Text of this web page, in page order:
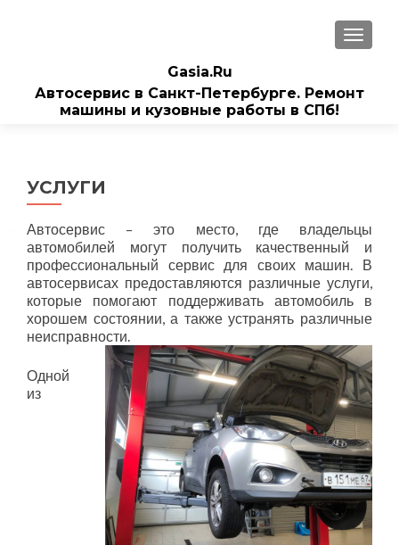
Gasia.Ru
Автосервис в Санкт-Петербурге. Ремонт
машины и кузовные работы в СПб!
УСЛУГИ
Автосервис – это место, где владельцы
автомобилей могут получить качественный и
профессиональный сервис для своих машин. В
автосервисах предоставляются различные услуги,
которые помогают поддерживать автомобиль в
хорошем состоянии, а также устранять различные
неисправности.
Одной
из